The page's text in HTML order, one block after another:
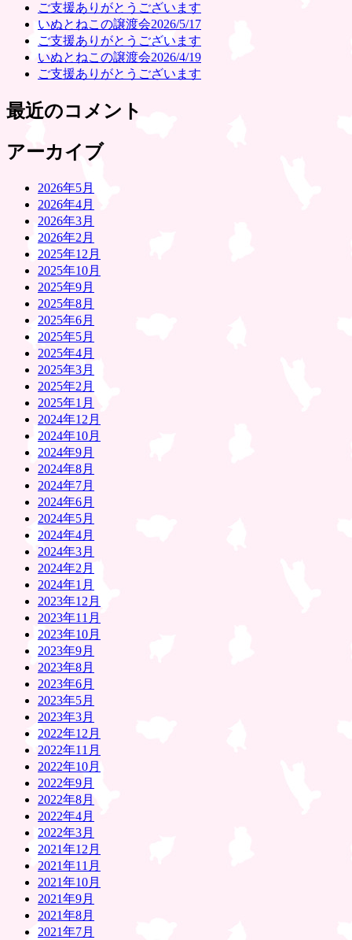
ご支援ありがとうございます
いぬとねこの譲渡会2026/5/17
ご支援ありがとうございます
いぬとねこの譲渡会2026/4/19
ご支援ありがとうございます
最近のコメント
アーカイブ
2026年5月
2026年4月
2026年3月
2026年2月
2025年12月
2025年10月
2025年9月
2025年8月
2025年6月
2025年5月
2025年4月
2025年3月
2025年2月
2025年1月
2024年12月
2024年10月
2024年9月
2024年8月
2024年7月
2024年6月
2024年5月
2024年4月
2024年3月
2024年2月
2024年1月
2023年12月
2023年11月
2023年10月
2023年9月
2023年8月
2023年6月
2023年5月
2023年3月
2022年12月
2022年11月
2022年10月
2022年9月
2022年8月
2022年4月
2022年3月
2021年12月
2021年11月
2021年10月
2021年9月
2021年8月
2021年7月